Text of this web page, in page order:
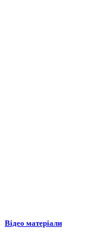
Відео матеріали